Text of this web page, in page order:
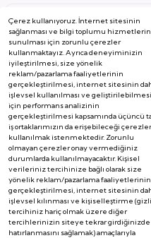
Çerez kullanıyoruz. İnternet sitesinin
sağlanması ve bilgi toplumu
sunulması için zorunlu çerezler
kullanmaktayız. Ayrıca deneyiminizin
iyileştirilmesi, size yönelik
reklam/pazarlama faaliyetlerinin
gerçekleştirilmesi, internet sitesinin
işlevsel kullanılması ve geliştirilebilmesi
için performans analizinin
gerçekleştirilmesi kapsamında üçüncü
iş ortaklarımızın da erişebileceği
kullanılmak istenmektedir. Zorunlu
olmayan çerezler onay vermediğiniz
durumlarda kullanılmayacaktır. Kişisel
verileriniz tercihinize bağlı olarak size
yönelik reklam/pazarlama faaliyetlerinin
gerçekleştirilmesi, internet sitesinin
işlevsel kılınması ve kişiselleştirme
tercihiniz hariç olmak üzere diğer
tercihlerinizin siteye tekrar girdiğinizde
hatırlanmasını sağlamak) amaçlarıyla
Satış Sonrası
Hizmetler
Kategoriler